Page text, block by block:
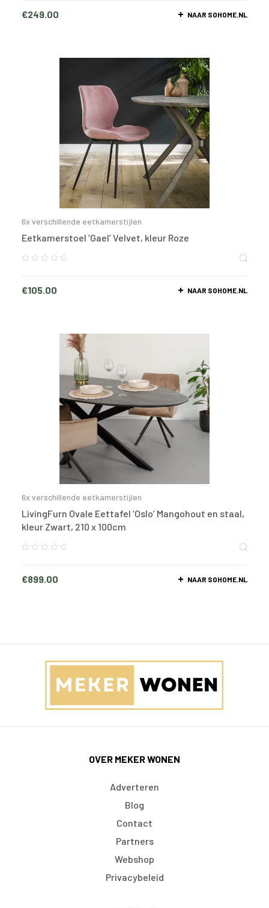
€249.00 NAAR SOHOME.NL
6x verschillende eetkamerstijlen
Eetkamerstoel ‘Gael’ Velvet, kleur Roze
€105.00 NAAR SOHOME.NL
6x verschillende eetkamerstijlen
LivingFurn Ovale Eettafel ‘Oslo’ Mangohout en staal,
kleur Zwart, 210 x 100cm
€899.00 NAAR SOHOME.NL
OVER MEKER WONEN
Adverteren
Blog
Contact
Partners
Webshop
Privacybeleid